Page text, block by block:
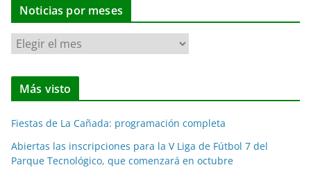
Noticias por meses
N
o
t
i
a
s
Más visto
Fiestas de La Cañada: programación completa
Abiertas las inscripciones para la V Liga de Fútbol 7 del
Parque Tecnológico, que comenzará en octubre